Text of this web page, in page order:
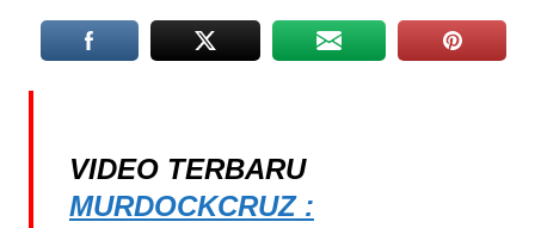
VIDEO TERBARU
MURDOCKCRUZ :